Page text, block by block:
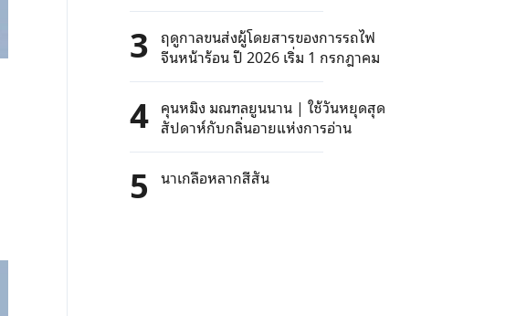
3 ฤดูกาลขนส่งผู้โดยสารของการรถไฟ
จีนหน้าร้อน ปี 2026 เริ่ม 1 กรกฎาคม
4 คุนหมิง มณฑลยูนนาน | ใช้วันหยุดสุด
สัปดาห์กับกลิ่นอายแห่งการอ่าน
5 นาเกลือหลากสีสัน